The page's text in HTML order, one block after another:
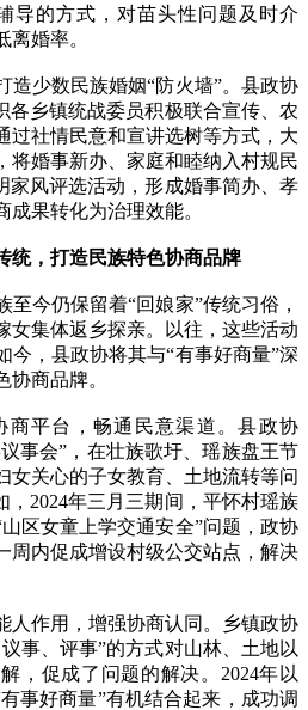
导的方式，对苗头性问题及时介
离婚率。
少数民族婚姻“防火墙”。县政协
各乡镇统战委员积极联合宣传、农
过社情民意和宣讲选树等方式，大
将婚事新办、家庭和睦纳入村规民
家风评选活动，形成婚事简办、孝
果转化为治理效能。
，打造民族特色协商品牌
今仍保留着“回娘家”传统习俗，
女集体返乡探亲。以往，这些活动
今，县政协将其与“有事好商量”深
协商品牌。
平台，畅通民意渠道。县政协
事会”，在壮族歌圩、瑶族盘王节
女关心的子女教育、土地流转等问
，2024年三月三期间，平怀村瑶族
区女童上学交通安全”问题，政协
周内促成增设村级公交站点，解决
作用，增强协商认同。乡镇政协
事、评事”的方式对山林、土地以
，促成了问题的解决。2024年以
事好商量”有机结合起来，成功调